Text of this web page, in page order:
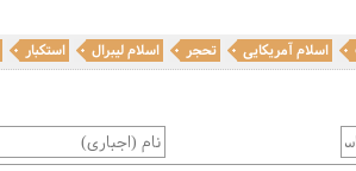
اسلام آمریکایی تحجر اسلام لیبرال استکبار